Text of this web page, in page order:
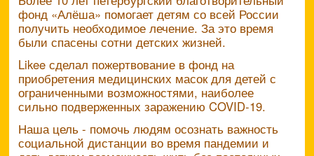
фонд «Алёша» помогает детям со всей России
получить необходимое лечение. За это время
были спасены сотни детских жизней.
Likee сделал пожертвование в фонд на
приобретения медицинских масок для детей с
ограниченными возможностями, наиболее
сильно подверженных заражению COVID-19.
Наша цель - помочь людям осознать важность
социальной дистанции во время пандемии и